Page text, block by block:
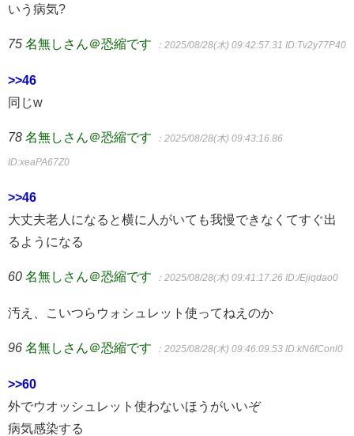
いう病気?
75 名無しさん＠恐縮です ：2025/08/28(木) 09:42:57.31 ID:Tv2y77P40
>>46
同じw
78 名無しさん＠恐縮です ：2025/08/28(木) 09:43:16.86
ID:xeaPA67Z0
>>46
大丈夫老人になると横に人がいても我慢できなくてすぐ出
るようになる
60 名無しさん＠恐縮です ：2025/08/28(木) 09:41:17.26 ID:/Ejiqdao0
汚え、こいつらウォシュレット使ってねえのか
96 名無しさん＠恐縮です ：2025/08/28(木) 09:46:09.53 ID:kN6fConl0
>>60
外でウオッシュレット使わないほうがいいぞ
病気感染する